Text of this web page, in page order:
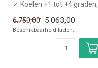
✓ Koelen +1 tot +4 graden,
✓ Geforc...
6.750,00 5.063,00
Beschikbaarheid laden..